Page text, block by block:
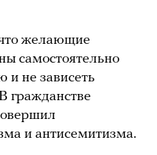
что желающие
самостоятельно
и не зависеть
гражданстве
и антисемитизма.